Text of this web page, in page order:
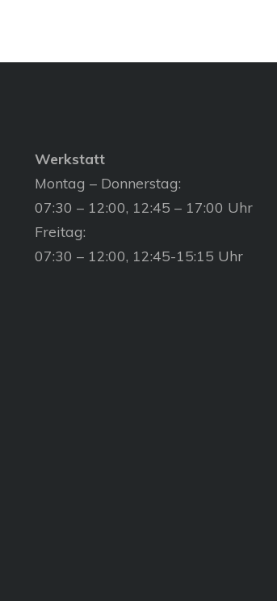
Werkstatt
Montag – Donnerstag:
07:30 – 12:00, 12:45 – 17:00 Uhr
Freitag:
07:30 – 12:00, 12:45-15:15 Uhr